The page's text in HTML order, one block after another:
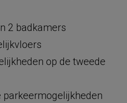
2 badkamers
op de tweede
parkeermogelijkheden